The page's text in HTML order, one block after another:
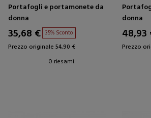
Portafogli e portamonete da
donna
35,68 € 35% Sconto
Prezzo originale 54,90 €
0 riesami
donna
48,93
Prezzo